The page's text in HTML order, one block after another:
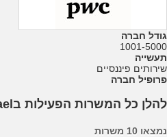
גודל חברה
1001-5000
תעשייה
שירותים פיננסיים
פרופיל חברה
להלן כל המשרות הפעילות בPwC Israel
נמצאו 10 משרות